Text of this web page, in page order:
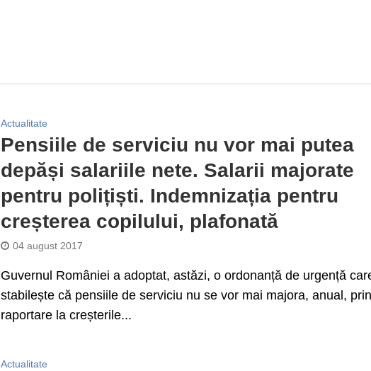
Actualitate
Pensiile de serviciu nu vor mai putea
depăși salariile nete. Salarii majorate
pentru polițiști. Indemnizația pentru
creșterea copilului, plafonată
04 august 2017
Guvernul României a adoptat, astăzi, o ordonanță de urgență
stabilește că pensiile de serviciu nu se vor mai majora, anual, prin
raportare la creșterile...
Actualitate